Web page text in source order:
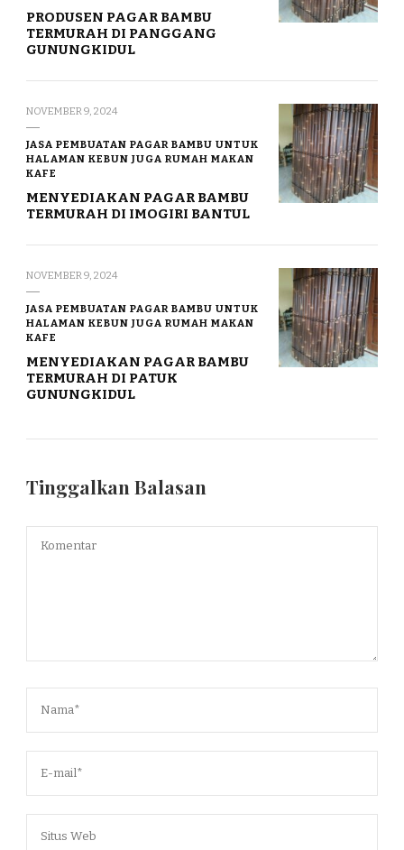
PRODUSEN PAGAR BAMBU
TERMURAH DI PANGGANG
GUNUNGKIDUL
NOVEMBER 9, 2024
JASA PEMBUATAN PAGAR BAMBU UNTUK
HALAMAN KEBUN JUGA RUMAH MAKAN
KAFE
MENYEDIAKAN PAGAR BAMBU
TERMURAH DI IMOGIRI BANTUL
NOVEMBER 9, 2024
JASA PEMBUATAN PAGAR BAMBU UNTUK
HALAMAN KEBUN JUGA RUMAH MAKAN
KAFE
MENYEDIAKAN PAGAR BAMBU
TERMURAH DI PATUK
GUNUNGKIDUL
Tinggalkan Balasan